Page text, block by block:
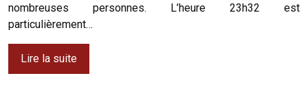
nombreuses personnes. L’heure 23h32 est
particulièrement…
Lire la suite